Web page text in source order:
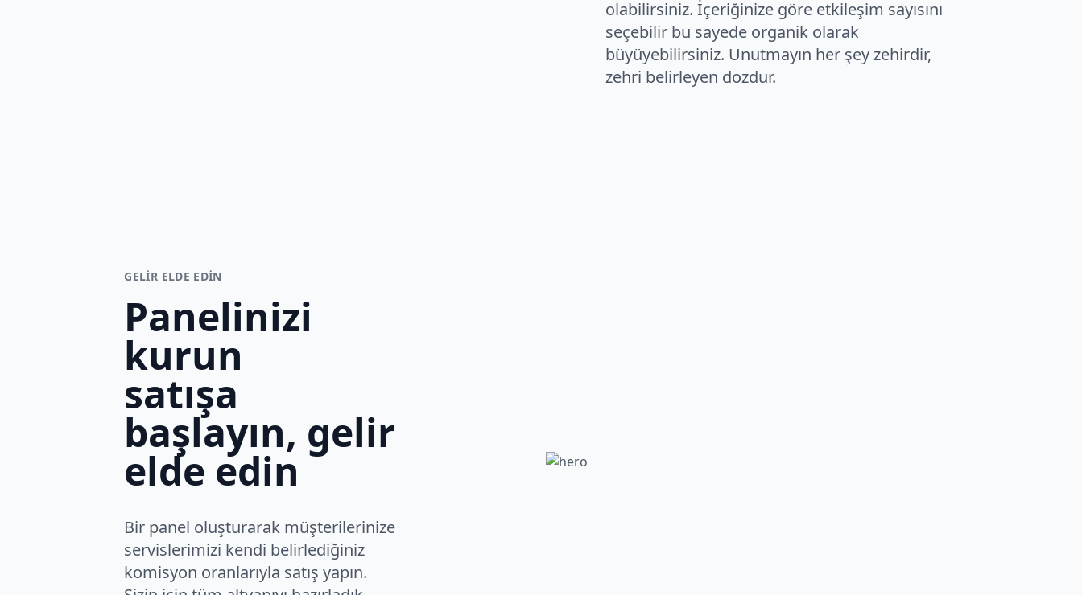
olabilirsiniz. İçeriğinize göre etkileşim sayısını
seçebilir bu sayede organik olarak
büyüyebilirsiniz. Unutmayın her şey zehirdir,
zehri belirleyen dozdur.
GELIR ELDE EDIN
Panelinizi
kurun
satışa
başlayın, gelir
elde edin
Bir panel oluşturarak müşterilerinize
servislerimizi kendi belirlediğiniz
komisyon oranlarıyla satış yapın.